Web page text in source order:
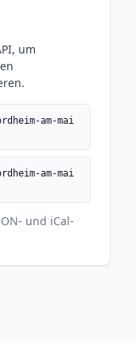
um
am-mai
am-mai
und iCal-